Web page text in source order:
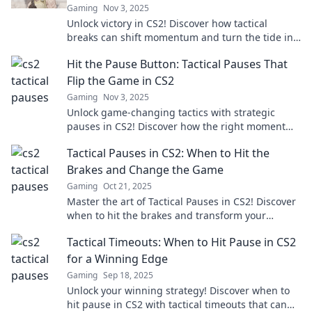
Gaming Nov 3, 2025
Unlock victory in CS2! Discover how tactical
breaks can shift momentum and turn the tide in
changing strategies!
Hit the Pause Button: Tactical Pauses That
Flip the Game in CS2
Gaming Nov 3, 2025
Unlock game-changing tactics with strategic
pauses in CS2! Discover how the right moment
gameplay.
Tactical Pauses in CS2: When to Hit the
Brakes and Change the Game
Gaming Oct 21, 2025
Master the art of Tactical Pauses in CS2! Discover
when to hit the brakes and transform your
Tactical Timeouts: When to Hit Pause in CS2
for a Winning Edge
Gaming Sep 18, 2025
Unlock your winning strategy! Discover when to
hit pause in CS2 with tactical timeouts that can